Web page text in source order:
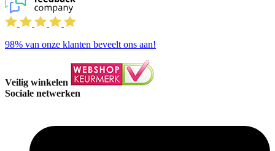
98% van onze klanten beveelt ons aan!
Veilig winkelen
Sociale netwerken